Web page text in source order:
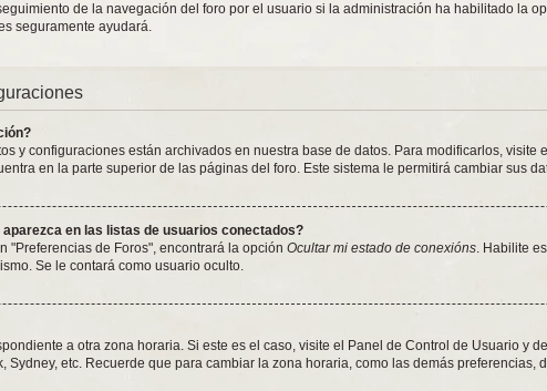
de la navegación del foro por el usuario si la administración ha habilitado la
seguramente ayudará.
y configuraciones están archivados en nuestra base de datos. Para modificarlos,
en la parte superior de las páginas del foro. Este sistema le permitirá cambiar sus
en las listas de usuarios conectados?
"Preferencias de Foros", encontrará la opción Ocultar mi estado de conexións. Habilite
Se le contará como usuario oculto.
a otra zona horaria. Si este es el caso, visite el Panel de Control de Usuario y
Sydney, etc. Recuerde que para cambiar la zona horaria, como las demás preferencias,